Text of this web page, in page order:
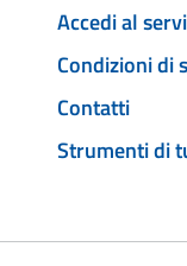
Accedi al
Condizioni di
Contatti
Strumenti di